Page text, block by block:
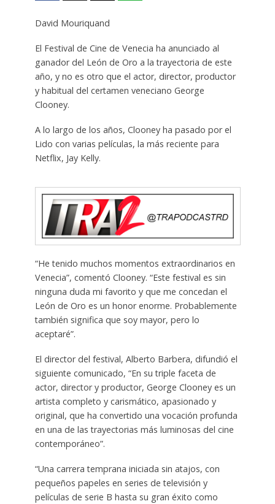
David Mouriquand
El Festival de Cine de Venecia ha anunciado al
ganador del León de Oro a la trayectoria de este
año, y no es otro que el actor, director, productor
y habitual del certamen veneciano George
Clooney.
A lo largo de los años, Clooney ha pasado por el
Lido con varias películas, la más reciente para
Netflix, Jay Kelly.
“He tenido muchos momentos extraordinarios en
Venecia”, comentó Clooney. “Este festival es sin
ninguna duda mi favorito y que me concedan el
León de Oro es un honor enorme. Probablemente
también significa que soy mayor, pero lo
aceptaré”.
El director del festival, Alberto Barbera, difundió el
siguiente comunicado, “En su triple faceta de
actor, director y productor, George Clooney es un
artista completo y carismático, apasionado y
original, que ha convertido una vocación profunda
en una de las trayectorias más luminosas del cine
contemporáneo”.
“Una carrera temprana iniciada sin atajos, con
pequeños papeles en series de televisión y
películas de serie B hasta su gran éxito como